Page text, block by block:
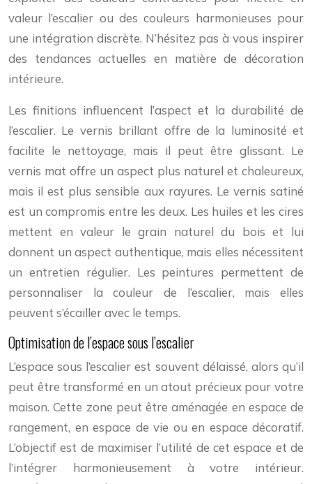
valeur l’escalier ou des couleurs harmonieuses pour
une intégration discrète. N’hésitez pas à vous inspirer
des tendances actuelles en matière de décoration
intérieure.
Les finitions influencent l’aspect et la durabilité de
l’escalier. Le vernis brillant offre de la luminosité et
facilite le nettoyage, mais il peut être glissant. Le
vernis mat offre un aspect plus naturel et chaleureux,
mais il est plus sensible aux rayures. Le vernis satiné
est un compromis entre les deux. Les huiles et les cires
mettent en valeur le grain naturel du bois et lui
donnent un aspect authentique, mais elles nécessitent
un entretien régulier. Les peintures permettent de
personnaliser la couleur de l’escalier, mais elles
peuvent s’écailler avec le temps.
Optimisation de l’espace sous l’escalier
L’espace sous l’escalier est souvent délaissé, alors qu’il
peut être transformé en un atout précieux pour votre
maison. Cette zone peut être aménagée en espace de
rangement, en espace de vie ou en espace décoratif.
L’objectif est de maximiser l’utilité de cet espace et de
l’intégrer harmonieusement à votre intérieur.